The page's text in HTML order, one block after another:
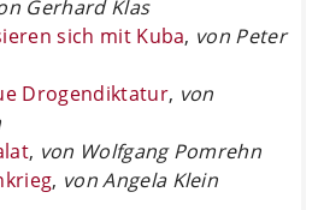
Gerhard Klas
sich mit Kuba, von Peter
Drogendiktatur, von
, von Wolfgang Pomrehn
, von Angela Klein